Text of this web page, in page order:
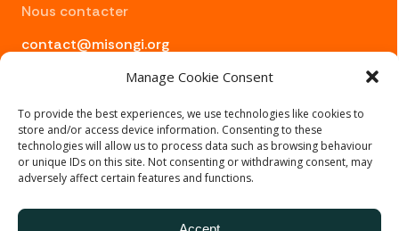
Manage Cookie Consent
To provide the best experiences, we use technologies like cookies to
store and/or access device information. Consenting to these
technologies will allow us to process data such as browsing behaviour
or unique IDs on this site. Not consenting or withdrawing consent, may
adversely affect certain features and functions.
Nous contacter
contact@misongi.org
© misongi 2024 développé parDEWEY